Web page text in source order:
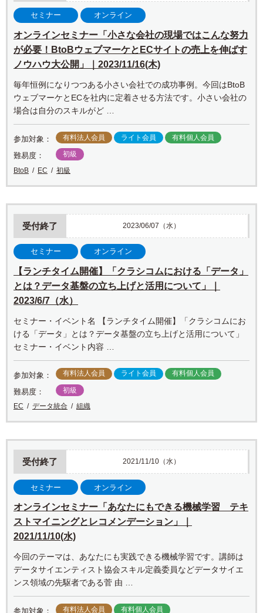
セミナー オンライン
オンラインセミナー「小さな会社の現場ではこんな努力
が必要！BtoBウェブマーケとECサイトの売上を伸ばす
ノウハウ大公開」｜2023/11/16(木)
毎年恒例になりつつある小さい会社での成功事例。今回はBtoB
ウェブマーケとECを社内に定着させる方法です。小さい会社の
場合は自分のスキルがど …
参加対象： 有料法人会員 ライト会員 有料個人会員
難易度：
初級
BtoB
EC 初級
受付終了 2023/06/07（水）
セミナー オンライン
【ランチタイム開催】「クラシコムにおける「データ」
とは？データ基盤の立ち上げと活用について」｜
2023/6/7（水）
セミナー・イベント名 【ランチタイム開催】「クラシコムにお
ける「データ」とは？データ基盤の立ち上げと活用について」
セミナー・イベント内容 …
参加対象： 有料法人会員 ライト会員 有料個人会員
難易度：
初級
EC
データ統合 組織
受付終了 2021/11/10（水）
セミナー オンライン
オンラインセミナー「あなたにもできる機械学習 テキ
ストマイニングとレコメンデーション」｜
2021/11/10(水)
今回のテーマは、あなたにも実践できる機械学習です。講師は
データサイエンティスト協会スキル定義委員などデータサイエ
ンス領域の先駆者である菅 由 …
参加対象： 有料法人会員 有料個人会員